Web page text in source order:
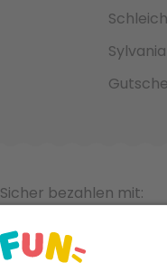
Sicher bezahlen mit: